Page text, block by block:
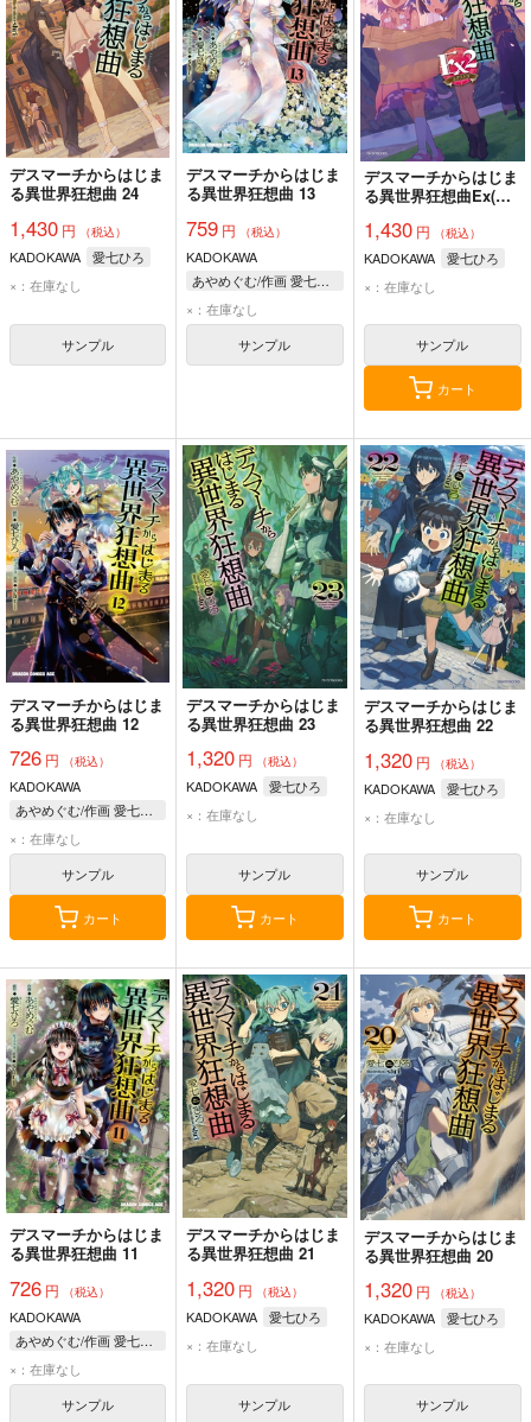
デスマーチからはじま
る異世界狂想曲 24
1,430 円 （税込）
KADOKAWA
愛七ひろ
×：在庫なし
サンプル
デスマーチからはじま
る異世界狂想曲 13
759 円 （税込）
KADOKAWA
あやめぐむ/作画 愛七ひろ/原作 shri/キャラクター原案
×：在庫なし
サンプル
デスマーチからはじま
る異世界狂想曲Ex(エ
1,430円 （税込）
KADOKAWA
愛七ひろ
×：在庫なし
サンプル
カート
デスマーチからはじま
る異世界狂想曲 12
726 円 （税込）
KADOKAWA
あやめぐむ/作画 愛七ひろ/原作 shri/キャラクター原案
×：在庫なし
サンプル
カート
デスマーチからはじま
る異世界狂想曲 23
1,320 円 （税込）
KADOKAWA
愛七ひろ
×：在庫なし
サンプル
カート
デスマーチからはじま
る異世界狂想曲 22
1,320円 （税込）
KADOKAWA
愛七ひろ
×：在庫なし
サンプル
カート
デスマーチからはじま
る異世界狂想曲 11
726 円 （税込）
KADOKAWA
あやめぐむ/作画 愛七ひろ/原作 shri/キャラクター原案
×：在庫なし
サンプル
デスマーチからはじま
る異世界狂想曲 21
1,320 円 （税込）
KADOKAWA
愛七ひろ
×：在庫なし
サンプル
デスマーチからはじま
る異世界狂想曲 20
1,320円 （税込）
KADOKAWA
愛七ひろ
×：在庫なし
サンプル